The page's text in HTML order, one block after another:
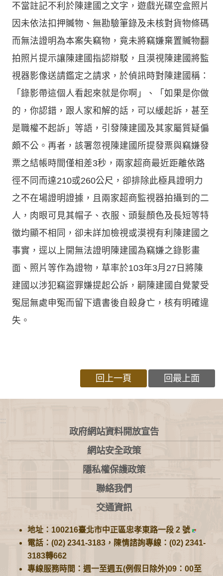
不當註記不利於陳建國之文字，遊戲光碟空盒照片
因未依法扣押贓物、無勘驗筆錄及未核對貨物條碼
而無法證明為本案失竊物，竟未將竊嫌棄置贓物翻
拍照片提示讓陳建國指認辯駁，且漠視陳建國將監
視器影像送請鑑定之請求，於偵訊時對陳建國稱：
「錄影帶這個人看起來就是你啊」、「如果是你做
的，你認錯，跟人家和解的話，可以緩起訴，甚至
是職權不起訴」等語，引發陳建國及其家屬質疑偏
頗不公。再者，該署忽視陳建國所提發票與竊嫌發
票之結帳時間僅相差3秒，兩家超商最近距離依路
徑不同而達210或260公尺，卻排除此極具證明力
之不在場證明證據，且兩家超商監視器拍攝到的二
人，肉眼可見其帽子、衣服、頭髮顏色及長短等特
徵均顯不相同，卻未詳加檢視或漠視有利陳建國之
事實，逕以上開無法證明陳建國為竊嫌之錄影畫
面、照片等作為證物，草率於103年3月27日將陳
建國以涉犯竊盜罪嫌提起公訴，嗣陳建國自覺蒙受
冤屈無處申冤而留下遺書後自殺身亡，核有明確違
失。
回上一頁 回最上面
:::
政府網站資料開放宣告
網站安全政策
隱私權保護政策
聯絡我們
交通資訊
地址：100216臺北市中正區忠孝東路一段 2 號
電話：(02) 2341-3183，陳情諮詢專線：(02) 2341-
3183轉662
專線服務時間：週一至週五(例假日除外)09：00至